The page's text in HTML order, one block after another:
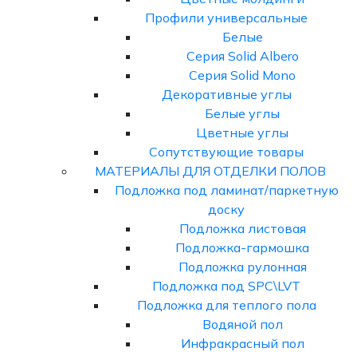
Профили универсальные
Белые
Серия Solid Albero
Серия Solid Mono
Декоративные углы
Белые углы
Цветные углы
Сопутствующие товары
МАТЕРИАЛЫ ДЛЯ ОТДЕЛКИ ПОЛОВ
Подложка под ламинат/паркетную
доску
Подложка листовая
Подложка-гармошка
Подложка рулонная
Подложка под SPC\LVT
Подложка для теплого пола
Водяной пол
Инфракрасный пол